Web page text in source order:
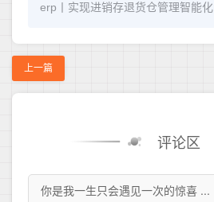
erp丨实现进销存退货仓管理智能化
上一篇
评论区